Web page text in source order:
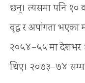
छन्। त्यसमा पनि १०
वृद्ध र अपांगता भएका
२०५४–५५ मा देशभर
थिए। २०७३–७४